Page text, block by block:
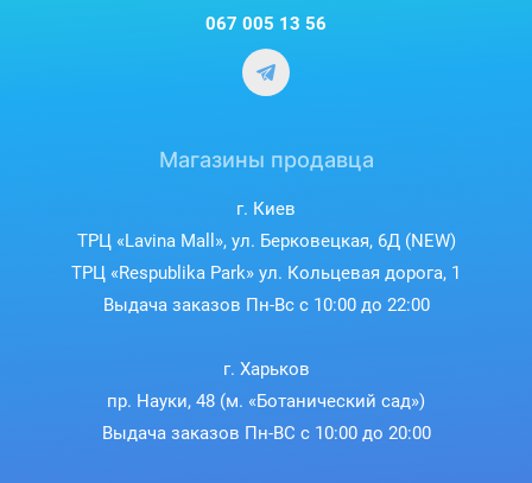
067 005 13 56
Магазины продавца
г. Киев
ТРЦ «Lavina Mall», ул. Берковецкая, 6Д (NEW)
ТРЦ «Respublika Park» ул. Кольцевая дорога, 1
Выдача заказов Пн-Вс с 10:00 до 22:00
г. Харьков
пр. Науки, 48 (м. «Ботанический сад»)
Выдача заказов Пн-ВС с 10:00 до 20:00